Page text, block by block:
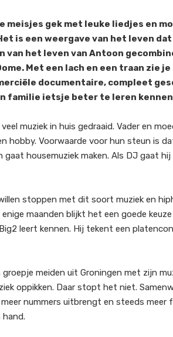
meisjes gek met leuke liedjes en
is een weergave van het leven
het leven van Antoon
Met een lach en een traan zie je
documentaire, compleet
familie ietsje beter te leren
muziek in huis gedraaid. Vader en
hobby. Voorwaarde voor hun steun is
housemuziek maken. Als DJ gaat
stoppen met dit soort muziek en
maanden blijkt het een goede
leert kennen. Hij tekent een
meiden uit Groningen met zijn
oppikken. Daar stopt het niet.
nummers uitbrengt en steeds
hand.